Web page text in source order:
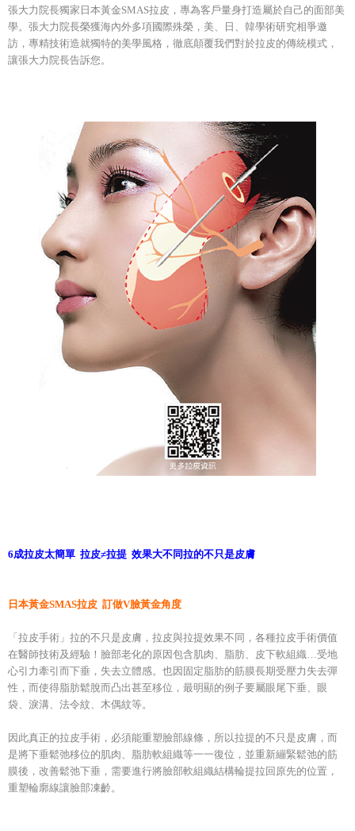
張大力院長獨家日本黃金SMAS拉皮，專為客戶量身打造屬於自己的面部美
學。張大力院長榮獲海內外多項國際殊榮，美、日、韓學術研究相爭邀
訪，專精技術造就獨特的美學風格，徹底顛覆我們對於拉皮的傳統模式，
讓張大力院長告訴您。
6成拉皮太簡單 拉皮≠拉提 效果大不同拉的不只是皮膚
日本黃金SMAS拉皮 訂做V臉黃金角度
「拉皮手術」拉的不只是皮膚，拉皮與拉提效果不同，各種拉皮手術價值
在醫師技術及經驗！臉部老化的原因包含肌肉、脂肪、皮下軟組織…受地
心引力牽引而下垂，失去立體感。也因固定脂肪的筋膜長期受壓力失去彈
性，而使得脂肪鬆脫而凸出甚至移位，最明顯的例子要屬眼尾下垂、眼
袋、淚溝、法令紋、木偶紋等。
因此真正的拉皮手術，必須能重塑臉部線條，所以拉提的不只是皮膚，而
是將下垂鬆弛移位的肌肉、脂肪軟組織等一一復位，並重新繃緊鬆弛的筋
膜後，改善鬆弛下垂，需要進行將臉部軟組織結構輪提拉回原先的位置，
重塑輪廓線讓臉部凍齡。